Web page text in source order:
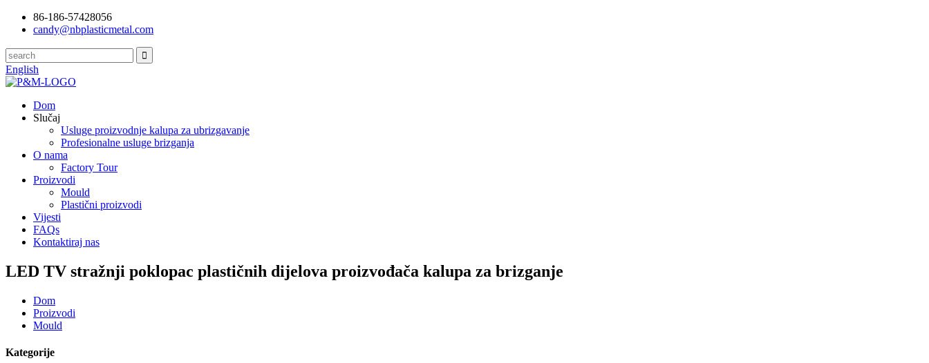
86-186-57428056
candy@nbplasticmetal.com
English
Dom
Slučaj
Usluge proizvodnje kalupa za ubrizgavanje
Profesionalne usluge brizganja
O nama
Factory Tour
Proizvodi
Mould
Plastični proizvodi
Vijesti
FAQs
Kontaktiraj nas
LED TV stražnji poklopac plastičnih dijelova proizvođača kalupa za brizganje
Dom
Proizvodi
Mould
Kategorije